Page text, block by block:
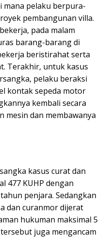
mana pelaku berpura-
pembangunan villa.
pada malam
barang-barang di
beristirahat serta
Terakhir, untuk kasus
pelaku beraksi
kontak sepeda motor
kembali secara
mesin dan membawanya
kasus curat dan
477 KUHP dengan
penjara. Sedangkan
dan curanmor dijerat
hukuman maksimal 5
juga mengancam